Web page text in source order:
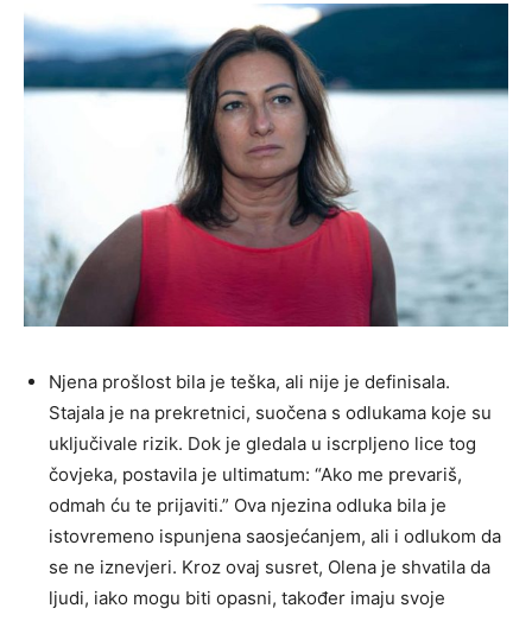
Njena prošlost bila je teška, ali nije je definisala.
Stajala je na prekretnici, suočena s odlukama koje su
uključivale rizik. Dok je gledala u iscrpljeno lice tog
čovjeka, postavila je ultimatum: “Ako me prevariš,
odmah ću te prijaviti.” Ova njezina odluka bila je
istovremeno ispunjena saosjećanjem, ali i odlukom da
se ne iznevjeri. Kroz ovaj susret, Olena je shvatila da
ljudi, iako mogu biti opasni, također imaju svoje